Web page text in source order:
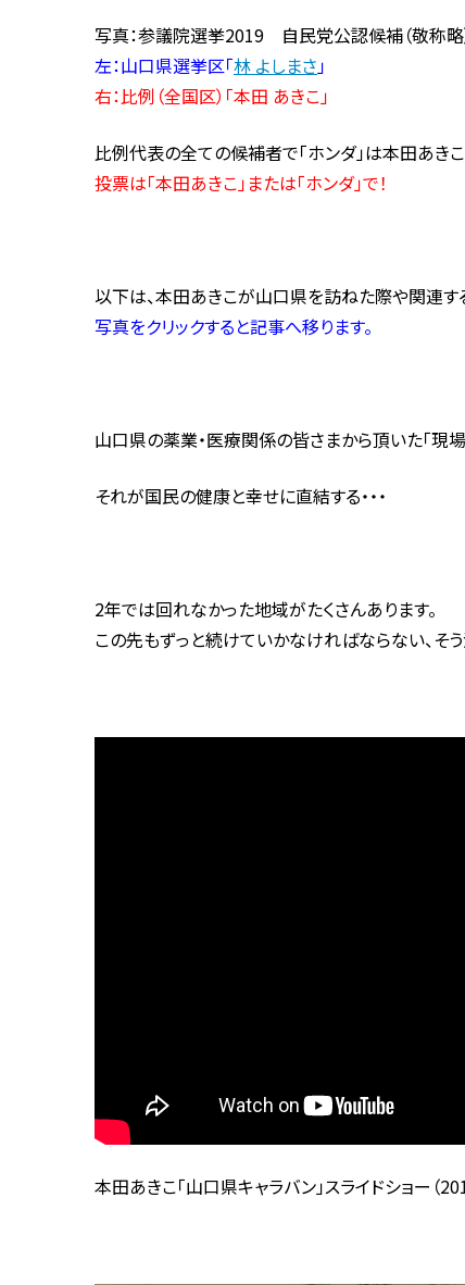
写真：参議院選挙2019 自民党公認候補（敬称略
左：山口県選挙区「林 よしまさ」
右：比例（全国区）「本田 あきこ」
比例代表の全ての候補者で「ホンダ」は本田あき
投票は「本田あきこ」または「ホンダ」で！
以下は、本田あきこが山口県を訪ねた際や関連す
写真をクリックすると記事へ移ります。
山口県の薬業・医療関係の皆さまから頂いた「現
それが国民の健康と幸せに直結する・・・
2年では回れなかった地域がたくさんあります。
この先もずっと続けていかなければならない、そう
本田あきこ「山口県キャラバン」スライドショー（